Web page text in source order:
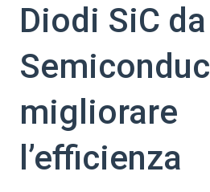
Diodi SiC
migliorare
l’efficienza